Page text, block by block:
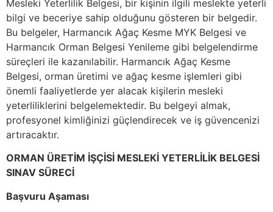
Mesleki Yeterlilik Belgesi, bir kişinin ilgili meslekte yeterli
bilgi ve beceriye sahip olduğunu gösteren bir belgedir.
Bu belgeler, Harmancık Ağaç Kesme MYK Belgesi ve
Harmancık Orman Belgesi Yenileme gibi belgelendirme
süreçleri ile kazanılabilir. Harmancık Ağaç Kesme
Belgesi, orman üretimi ve ağaç kesme işlemleri gibi
önemli faaliyetlerde yer alacak kişilerin mesleki
yeterliliklerini belgelemektedir. Bu belgeyi almak,
profesyonel kimliğinizi güçlendirecek ve iş güvencenizi
artıracaktır.
ORMAN ÜRETİM İŞÇİSİ MESLEKİ YETERLİLİK BELGESİ
SINAV SÜRECİ
Başvuru Aşaması